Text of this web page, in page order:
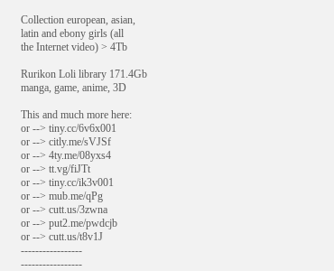
Collection european, asian,
latin and ebony girls (all
the Internet video) > 4Tb
Rurikon Lоli library 171.4Gb
manga, game, anime, 3D
This and much more here:
or --> tiny.cc/6v6x001
or --> citly.me/sVJSf
or --> 4ty.me/08yxs4
or --> tt.vg/fiJTt
or --> tiny.cc/ik3v001
or --> mub.me/qPg
or --> cutt.us/3zwna
or --> put2.me/pwdcjb
or --> cutt.us/t8v1J
-----------------
-----------------